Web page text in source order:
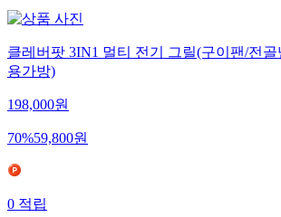
클레버팟 3IN1 멀티 전기 그릴(구이팬/전
용가방)
198,000원
70%59,800원
0적립